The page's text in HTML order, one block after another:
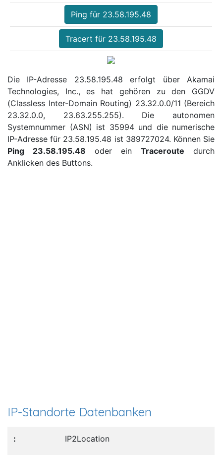
Ping für 23.58.195.48
Tracert für 23.58.195.48
Die IP-Adresse 23.58.195.48 erfolgt über Akamai
Technologies, Inc., es hat gehören zu den GGDV
(Classless Inter-Domain Routing) 23.32.0.0/11 (Bereich
23.32.0.0, 23.63.255.255). Die autonomen
Systemnummer (ASN) ist 35994 und die numerische
IP-Adresse für 23.58.195.48 ist 389727024. Können Sie
Ping 23.58.195.48 oder ein Traceroute durch
Anklicken des Buttons.
IP-Standorte Datenbanken
IP2Location